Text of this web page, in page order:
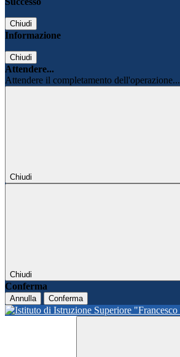
Chiudi
Informazione
Chiudi
Attendere...
Attendere il completamento dell'operazione...
Chiudi
Chiudi
Conferma
Annulla Conferma